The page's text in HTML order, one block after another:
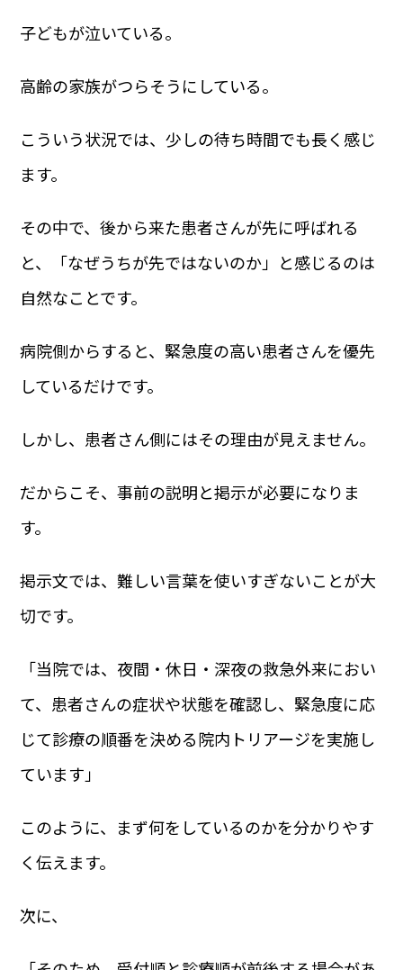
子どもが泣いている。
高齢の家族がつらそうにしている。
こういう状況では、少しの待ち時間でも長く感じ
ます。
その中で、後から来た患者さんが先に呼ばれる
と、「なぜうちが先ではないのか」と感じるのは
自然なことです。
病院側からすると、緊急度の高い患者さんを優先
しているだけです。
しかし、患者さん側にはその理由が見えません。
だからこそ、事前の説明と掲示が必要になりま
す。
掲示文では、難しい言葉を使いすぎないことが大
切です。
「当院では、夜間・休日・深夜の救急外来におい
て、患者さんの症状や状態を確認し、緊急度に応
じて診療の順番を決める院内トリアージを実施し
ています」
このように、まず何をしているのかを分かりやす
く伝えます。
次に、